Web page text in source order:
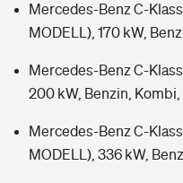
Mercedes-Benz C-
MODELL), 170 kW,
Mercedes-Benz C-
200 kW, Benzin,
Mercedes-Benz C-
MODELL), 336 kW,